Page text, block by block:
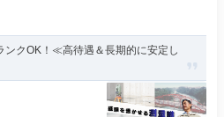
ンクOK！≪高待遇＆長期的に安定し